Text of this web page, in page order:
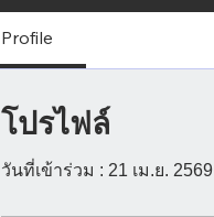
Profile
โปรไฟล์
วันที่เข้าร่วม : 21 เม.ย. 2569